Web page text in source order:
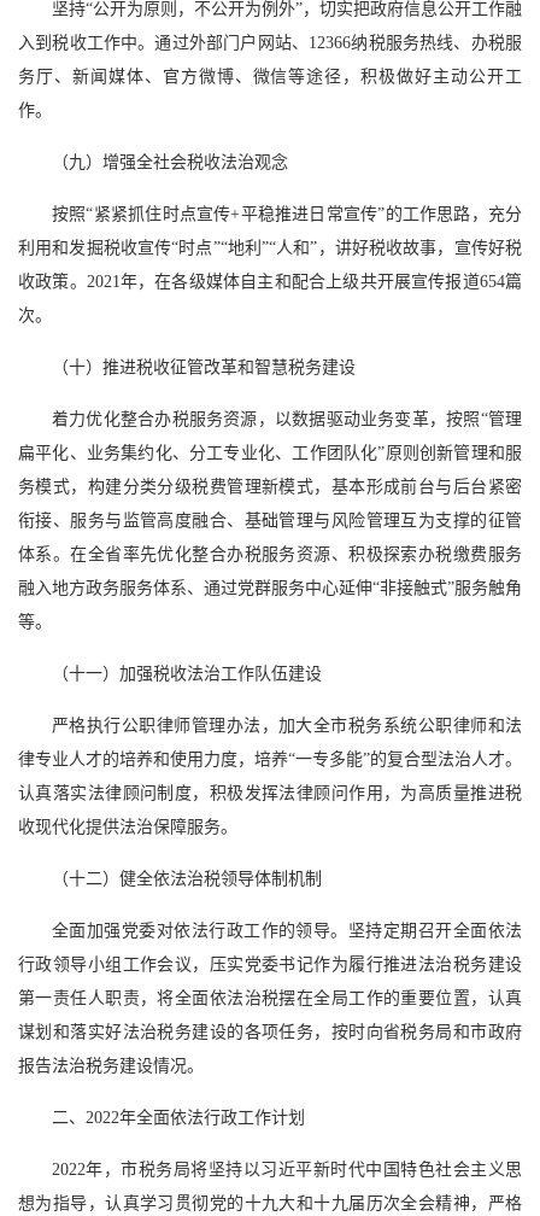
坚持“公开为原则，不公开为例外”，切实把政府信息公开工作融
入到税收工作中。通过外部门户网站、12366纳税服务热线、办税服
务厅、新闻媒体、官方微博、微信等途径，积极做好主动公开工
作。
（九）增强全社会税收法治观念
按照“紧紧抓住时点宣传+平稳推进日常宣传”的工作思路，充分
利用和发掘税收宣传“时点”“地利”“人和”，讲好税收故事，宣传好税
收政策。2021年，在各级媒体自主和配合上级共开展宣传报道654篇
次。
（十）推进税收征管改革和智慧税务建设
着力优化整合办税服务资源，以数据驱动业务变革，按照“管理
扁平化、业务集约化、分工专业化、工作团队化”原则创新管理和服
务模式，构建分类分级税费管理新模式，基本形成前台与后台紧密
衔接、服务与监管高度融合、基础管理与风险管理互为支撑的征管
体系。在全省率先优化整合办税服务资源、积极探索办税缴费服务
融入地方政务服务体系、通过党群服务中心延伸“非接触式”服务触角
等。
（十一）加强税收法治工作队伍建设
严格执行公职律师管理办法，加大全市税务系统公职律师和法
律专业人才的培养和使用力度，培养“一专多能”的复合型法治人才。
认真落实法律顾问制度，积极发挥法律顾问作用，为高质量推进税
收现代化提供法治保障服务。
（十二）健全依法治税领导体制机制
全面加强党委对依法行政工作的领导。坚持定期召开全面依法
行政领导小组工作会议，压实党委书记作为履行推进法治税务建设
第一责任人职责，将全面依法治税摆在全局工作的重要位置，认真
谋划和落实好法治税务建设的各项任务，按时向省税务局和市政府
报告法治税务建设情况。
二、2022年全面依法行政工作计划
2022年，市税务局将坚持以习近平新时代中国特色社会主义思
想为指导，认真学习贯彻党的十九大和十九届历次全会精神，严格